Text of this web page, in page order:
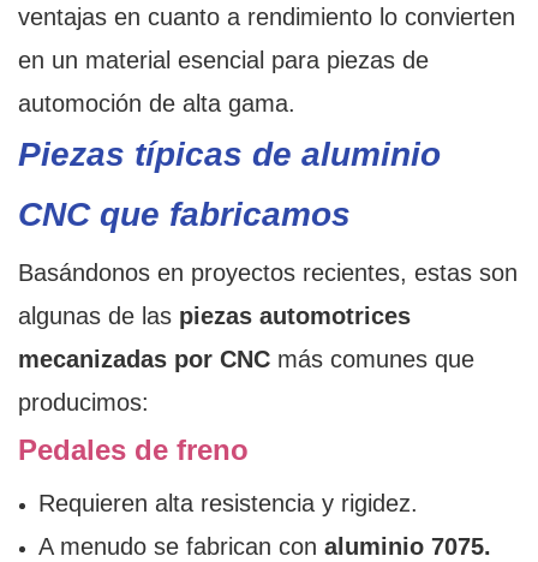
ventajas en cuanto a rendimiento lo convierten
en un material esencial para piezas de
automoción de alta gama.
Piezas típicas de aluminio
CNC que fabricamos
Basándonos en proyectos recientes, estas son
algunas de las piezas automotrices
mecanizadas por CNC más comunes que
producimos:
Pedales de freno
Requieren alta resistencia y rigidez.
A menudo se fabrican con aluminio 7075.